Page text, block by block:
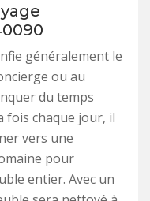
généralement le
ou au
du temps
fois chaque jour, il
vers une
pour
entier. Avec un